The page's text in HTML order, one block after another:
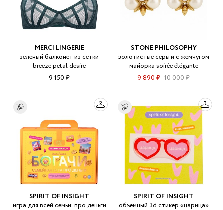
MERCI LINGERIE
зеленый балконет из сетки
breeze petal desire
9 150 ₽
STONE PHILOSOPHY
золотистые серьги с жемчугом
майорка soirée élégante
9 890 ₽ 10 000 ₽
SPIRIT OF INSIGHT
игра для всей семьи: про деньги
SPIRIT OF INSIGHT
объемный 3d стикер «царица»